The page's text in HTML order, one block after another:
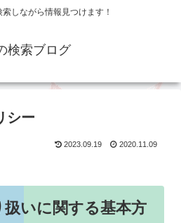
しながら情報見つけます！
検索ブログ
シー
2023.09.19 2020.11.09
扱いに関する基本方